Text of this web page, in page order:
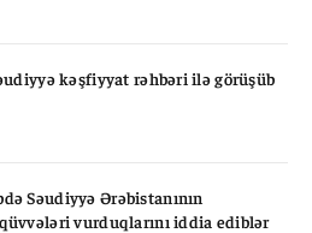
kəşfiyyat rəhbəri ilə görüşüb
Səudiyyə Ərəbistanının
vurduqlarını iddia ediblər